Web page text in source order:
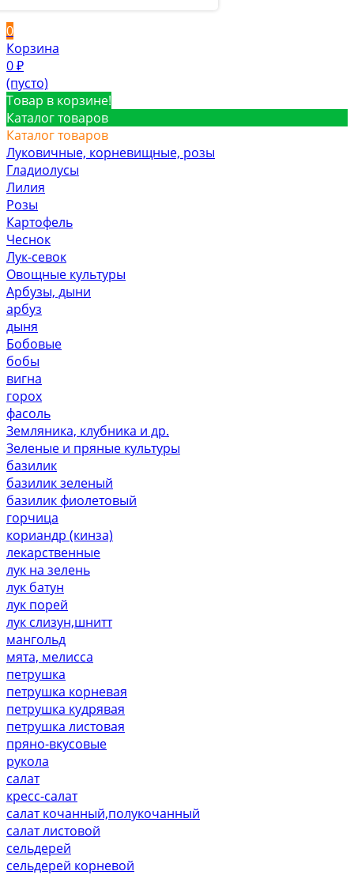
0
Корзина
0 ₽
(пусто)
Товар в корзине!
Каталог товаров
Каталог товаров
Луковичные, корневищные, розы
Гладиолусы
Лилия
Розы
Картофель
Чеснок
Лук-севок
Овощные культуры
Арбузы, дыни
арбуз
дыня
Бобовые
бобы
вигна
горох
фасоль
Земляника, клубника и др.
Зеленые и пряные культуры
базилик
базилик зеленый
базилик фиолетовый
горчица
кориандр (кинза)
лекарственные
лук на зелень
лук батун
лук порей
лук слизун,шнитт
мангольд
мята, мелисса
петрушка
петрушка корневая
петрушка кудрявая
петрушка листовая
пряно-вкусовые
рукола
салат
кресс-салат
салат кочанный,полукочанный
салат листовой
сельдерей
сельдерей корневой